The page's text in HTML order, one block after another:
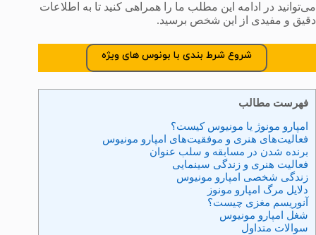
می‌توانید در ادامه این مطلب ما را همراهی کنید تا به اطلاعات
دقیق و مفیدی از این شخص برسید.
شروع شرط بندی با بونوس های ویژه
فهرست مطالب
امپارو مونوژ یا مونیوس کیست؟
فعالیت‌های هنری و موفقیت‌های امپارو مونیوس
برنده شدن در مسابقه و سلب عنوان
فعالیت هنری و زندگی سینمایی
زندگی شخصی امپارو مونیوس
دلایل مرگ امپارو مونوز
آنوریسم مغزی چیست؟
شغل امپارو مونیوس
سوالات متداول